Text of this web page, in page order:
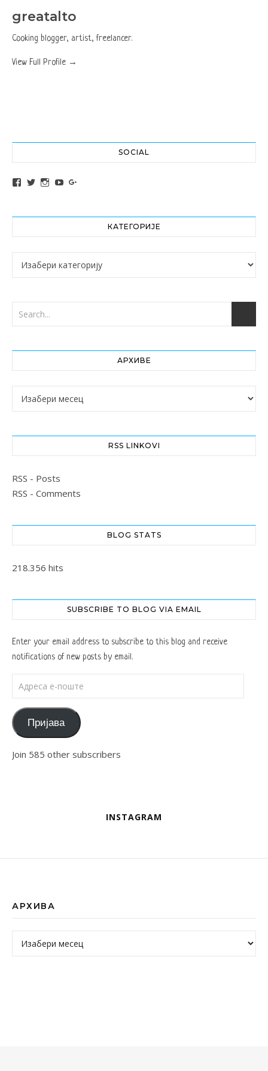
greatalto
Cooking blogger, artist, freelancer.
View Full Profile →
SOCIAL
View altochef’s profile on Facebook
View jovancica73’s profile on Twitter
View jovancica73’s profile on Instagram
View jovancica73’s profile on YouTube
КАТЕГОРИЈЕ
Категорије
АРХИВЕ
Архиве
RSS LINKOVI
RSS - Posts
RSS - Comments
BLOG STATS
218.356 hits
SUBSCRIBE TO BLOG VIA EMAIL
Enter your email address to subscribe to this blog and receive
notifications of new posts by email.
Пријава
Join 585 other subscribers
INSTAGRAM
АРХИВА
Архива